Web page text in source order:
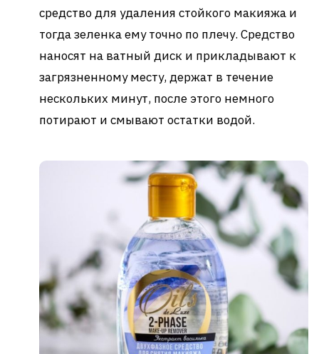
средство для удаления стойкого макияжа и
тогда зеленка ему точно по плечу. Средство
наносят на ватный диск и прикладывают к
загрязненному месту, держат в течение
нескольких минут, после этого немного
потирают и смывают остатки водой.